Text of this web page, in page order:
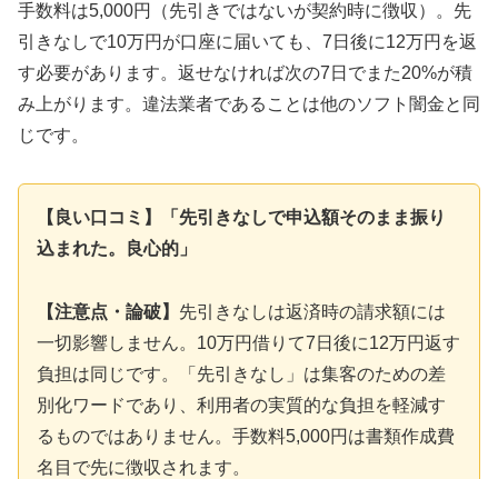
手数料は5,000円（先引きではないが契約時に徴収）。先
引きなしで10万円が口座に届いても、7日後に12万円を返
す必要があります。返せなければ次の7日でまた20%が積
み上がります。違法業者であることは他のソフト闇金と同
じです。
【良い口コミ】「先引きなしで申込額そのまま振り
込まれた。良心的」
【注意点・論破】 先引きなしは返済時の請求額には
一切影響しません。10万円借りて7日後に12万円返す
負担は同じです。「先引きなし」は集客のための差
別化ワードであり、利用者の実質的な負担を軽減す
るものではありません。手数料5,000円は書類作成費
名目で先に徴収されます。